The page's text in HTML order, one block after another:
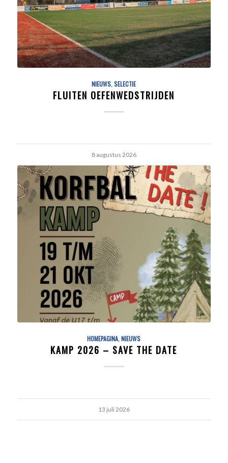
NIEUWS,SELECTIE
FLUITEN OEFENWEDSTRIJDEN
8 augustus 2026
HOMEPAGINA,NIEUWS
KAMP 2026 – SAVE THE DATE
13 juli 2026